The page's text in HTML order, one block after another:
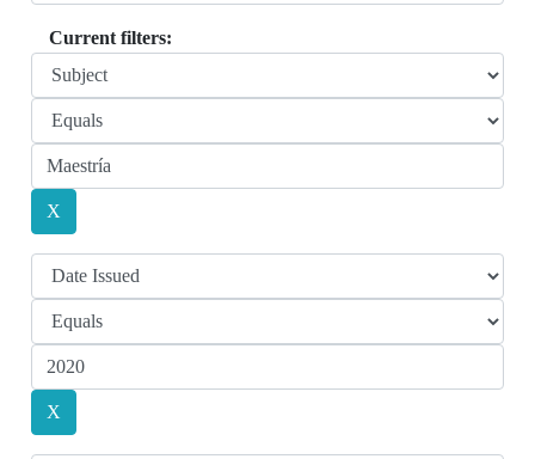
Current filters: